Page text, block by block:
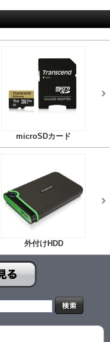
microSDカード
外付けHDD